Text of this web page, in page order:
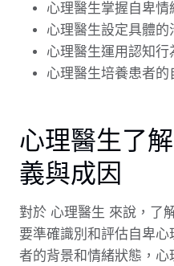
心理醫生掌握自卑情
心理醫生設定具體
心理醫生運用認知
心理醫生培養患者
心理醫生了
義與成因
對於 心理醫生 來說，了
要準確識別和評估自卑
者的背景和情緒狀態，